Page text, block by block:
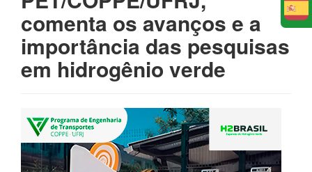
comenta os avanços e a
importância das pesquisas
em hidrogênio verde